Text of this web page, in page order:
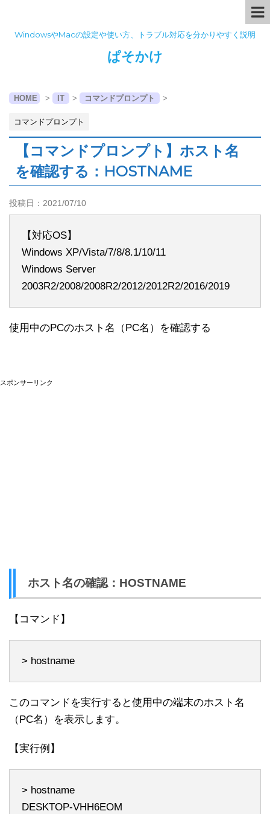
WindowsやMacの設定や使い方、トラブル対応を分かりやすく説明
ぱそかけ
HOME > IT > コマンドプロンプト >
コマンドプロンプト
【コマンドプロンプト】ホスト名
を確認する：HOSTNAME
投稿日： 2021/07/10
【対応OS】
Windows XP/Vista/7/8/8.1/10/11
Windows Server
2003R2/2008/2008R2/2012/2012R2/2016/2019
使用中のPCのホスト名（PC名）を確認する
スポンサーリンク
ホスト名の確認：HOSTNAME
【コマンド】
> hostname
このコマンドを実行すると使用中の端末のホスト名
（PC名）を表示します。
【実行例】
> hostname
DESKTOP-VHH6EOM